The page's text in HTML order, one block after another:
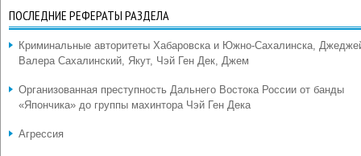
ПОСЛЕДНИЕ РЕФЕРАТЫ РАЗДЕЛА
Криминальные авторитеты Хабаровска и Южно-Сахалинска,
Валера Сахалинский, Якут, Чэй Ген Дек, Джем
Организованная преступность Дальнего Востока России от банды
«Япончика» до группы махинтора Чэй Ген Дека
Агрессия